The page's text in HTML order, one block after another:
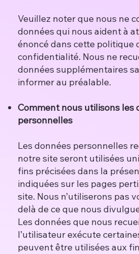
Veuillez noter que nous ne
données qui nous aident à
énoncé dans cette politique
confidentialité. Nous ne
données supplémentaires
informer au préalable.
Comment nous utilisons les
personnelles
Les données personnelles
notre site seront utilisées
fins précisées dans la
indiquées sur les pages
site. Nous n’utiliserons pas
delà de ce que nous
Les données que nous
l’utilisateur exécute
peuvent être utilisées aux